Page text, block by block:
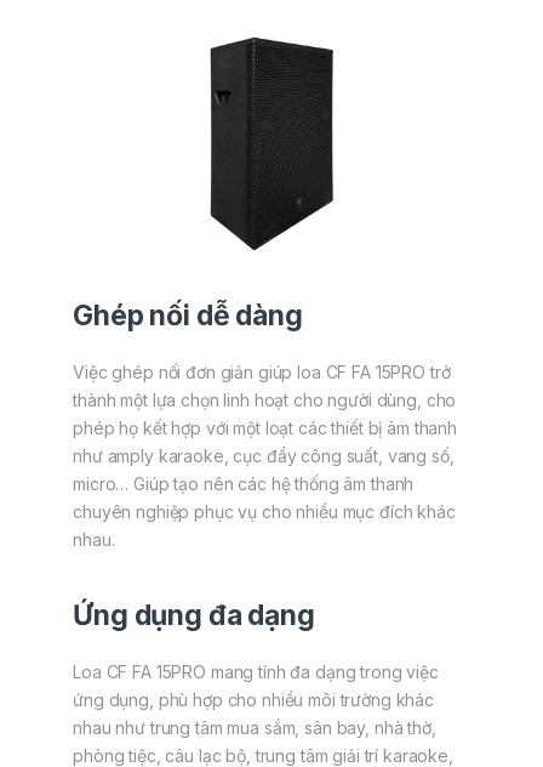
Ghép nối dễ dàng
Việc ghép nối đơn giản giúp loa CF FA 15PRO trở
thành một lựa chọn linh hoạt cho người dùng, cho
phép họ kết hợp với một loạt các thiết bị âm thanh
như amply karaoke, cục đẩy công suất, vang số,
micro… Giúp tạo nên các hệ thống âm thanh
chuyên nghiệp phục vụ cho nhiều mục đích khác
nhau.
Ứng dụng đa dạng
Loa CF FA 15PRO mang tính đa dạng trong việc
ứng dụng, phù hợp cho nhiều môi trường khác
nhau như trung tâm mua sắm, sân bay, nhà thờ,
phòng tiệc, câu lạc bộ, trung tâm giải trí karaoke,